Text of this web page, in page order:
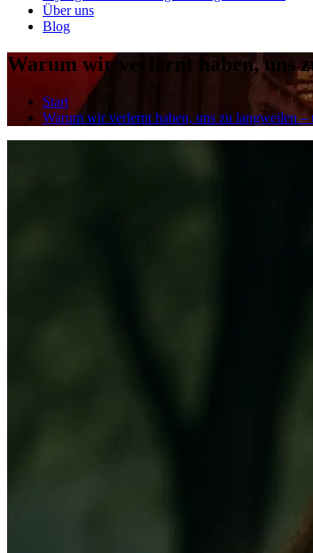
Über uns
Blog
Warum wir verlernt haben, uns
Start
Warum wir verlernt haben, uns zu langweilen –